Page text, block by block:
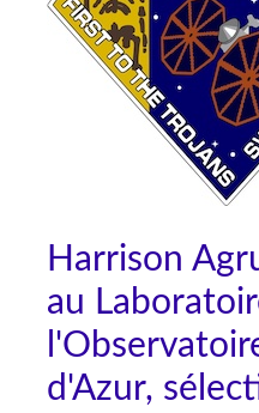
Harrison
au
d'Azur,